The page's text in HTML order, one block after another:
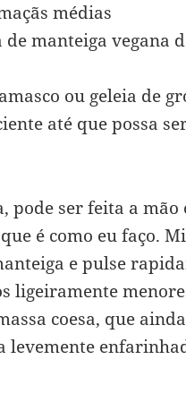
médias
de manteiga vegana
ou geleia de
até que possa
pode ser feita a
é como eu faço.
e pulse
ligeiramente
coesa, que
levemente